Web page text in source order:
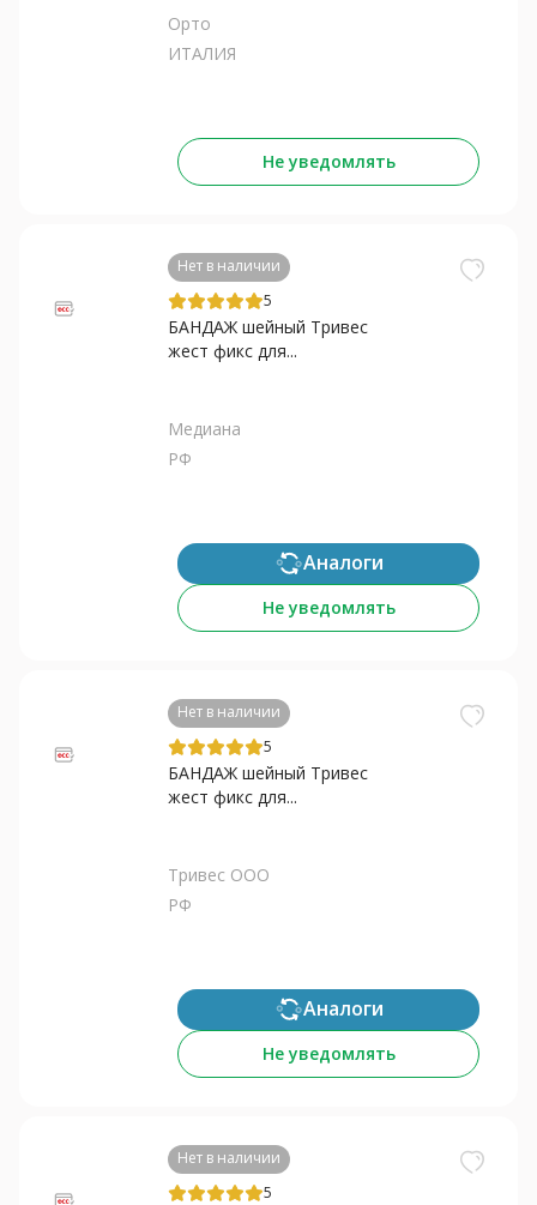
Орто
ИТАЛИЯ
Не уведомлять
Нет в наличии
5
БАНДАЖ шейный Тривес
жест фикс для...
Медиана
РФ
Аналоги
Не уведомлять
Нет в наличии
5
БАНДАЖ шейный Тривес
жест фикс для...
Тривес ООО
РФ
Аналоги
Не уведомлять
Нет в наличии
5